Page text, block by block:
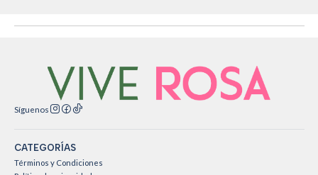
Síguenos
CATEGORÍAS
Términos y Condiciones